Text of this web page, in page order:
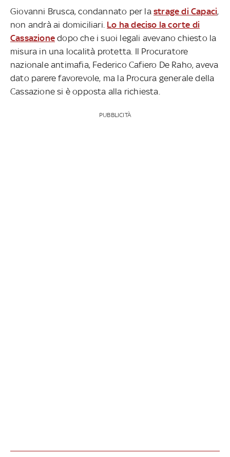
Giovanni Brusca, condannato per la strage di Capaci,
non andrà ai domiciliari. Lo ha deciso la corte di
Cassazione dopo che i suoi legali avevano chiesto la
misura in una località protetta. Il Procuratore
nazionale antimafia, Federico Cafiero De Raho, aveva
dato parere favorevole, ma la Procura generale della
Cassazione si è opposta alla richiesta.
PUBBLICITÀ